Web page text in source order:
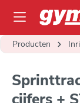
hoofdinhoud
Producten